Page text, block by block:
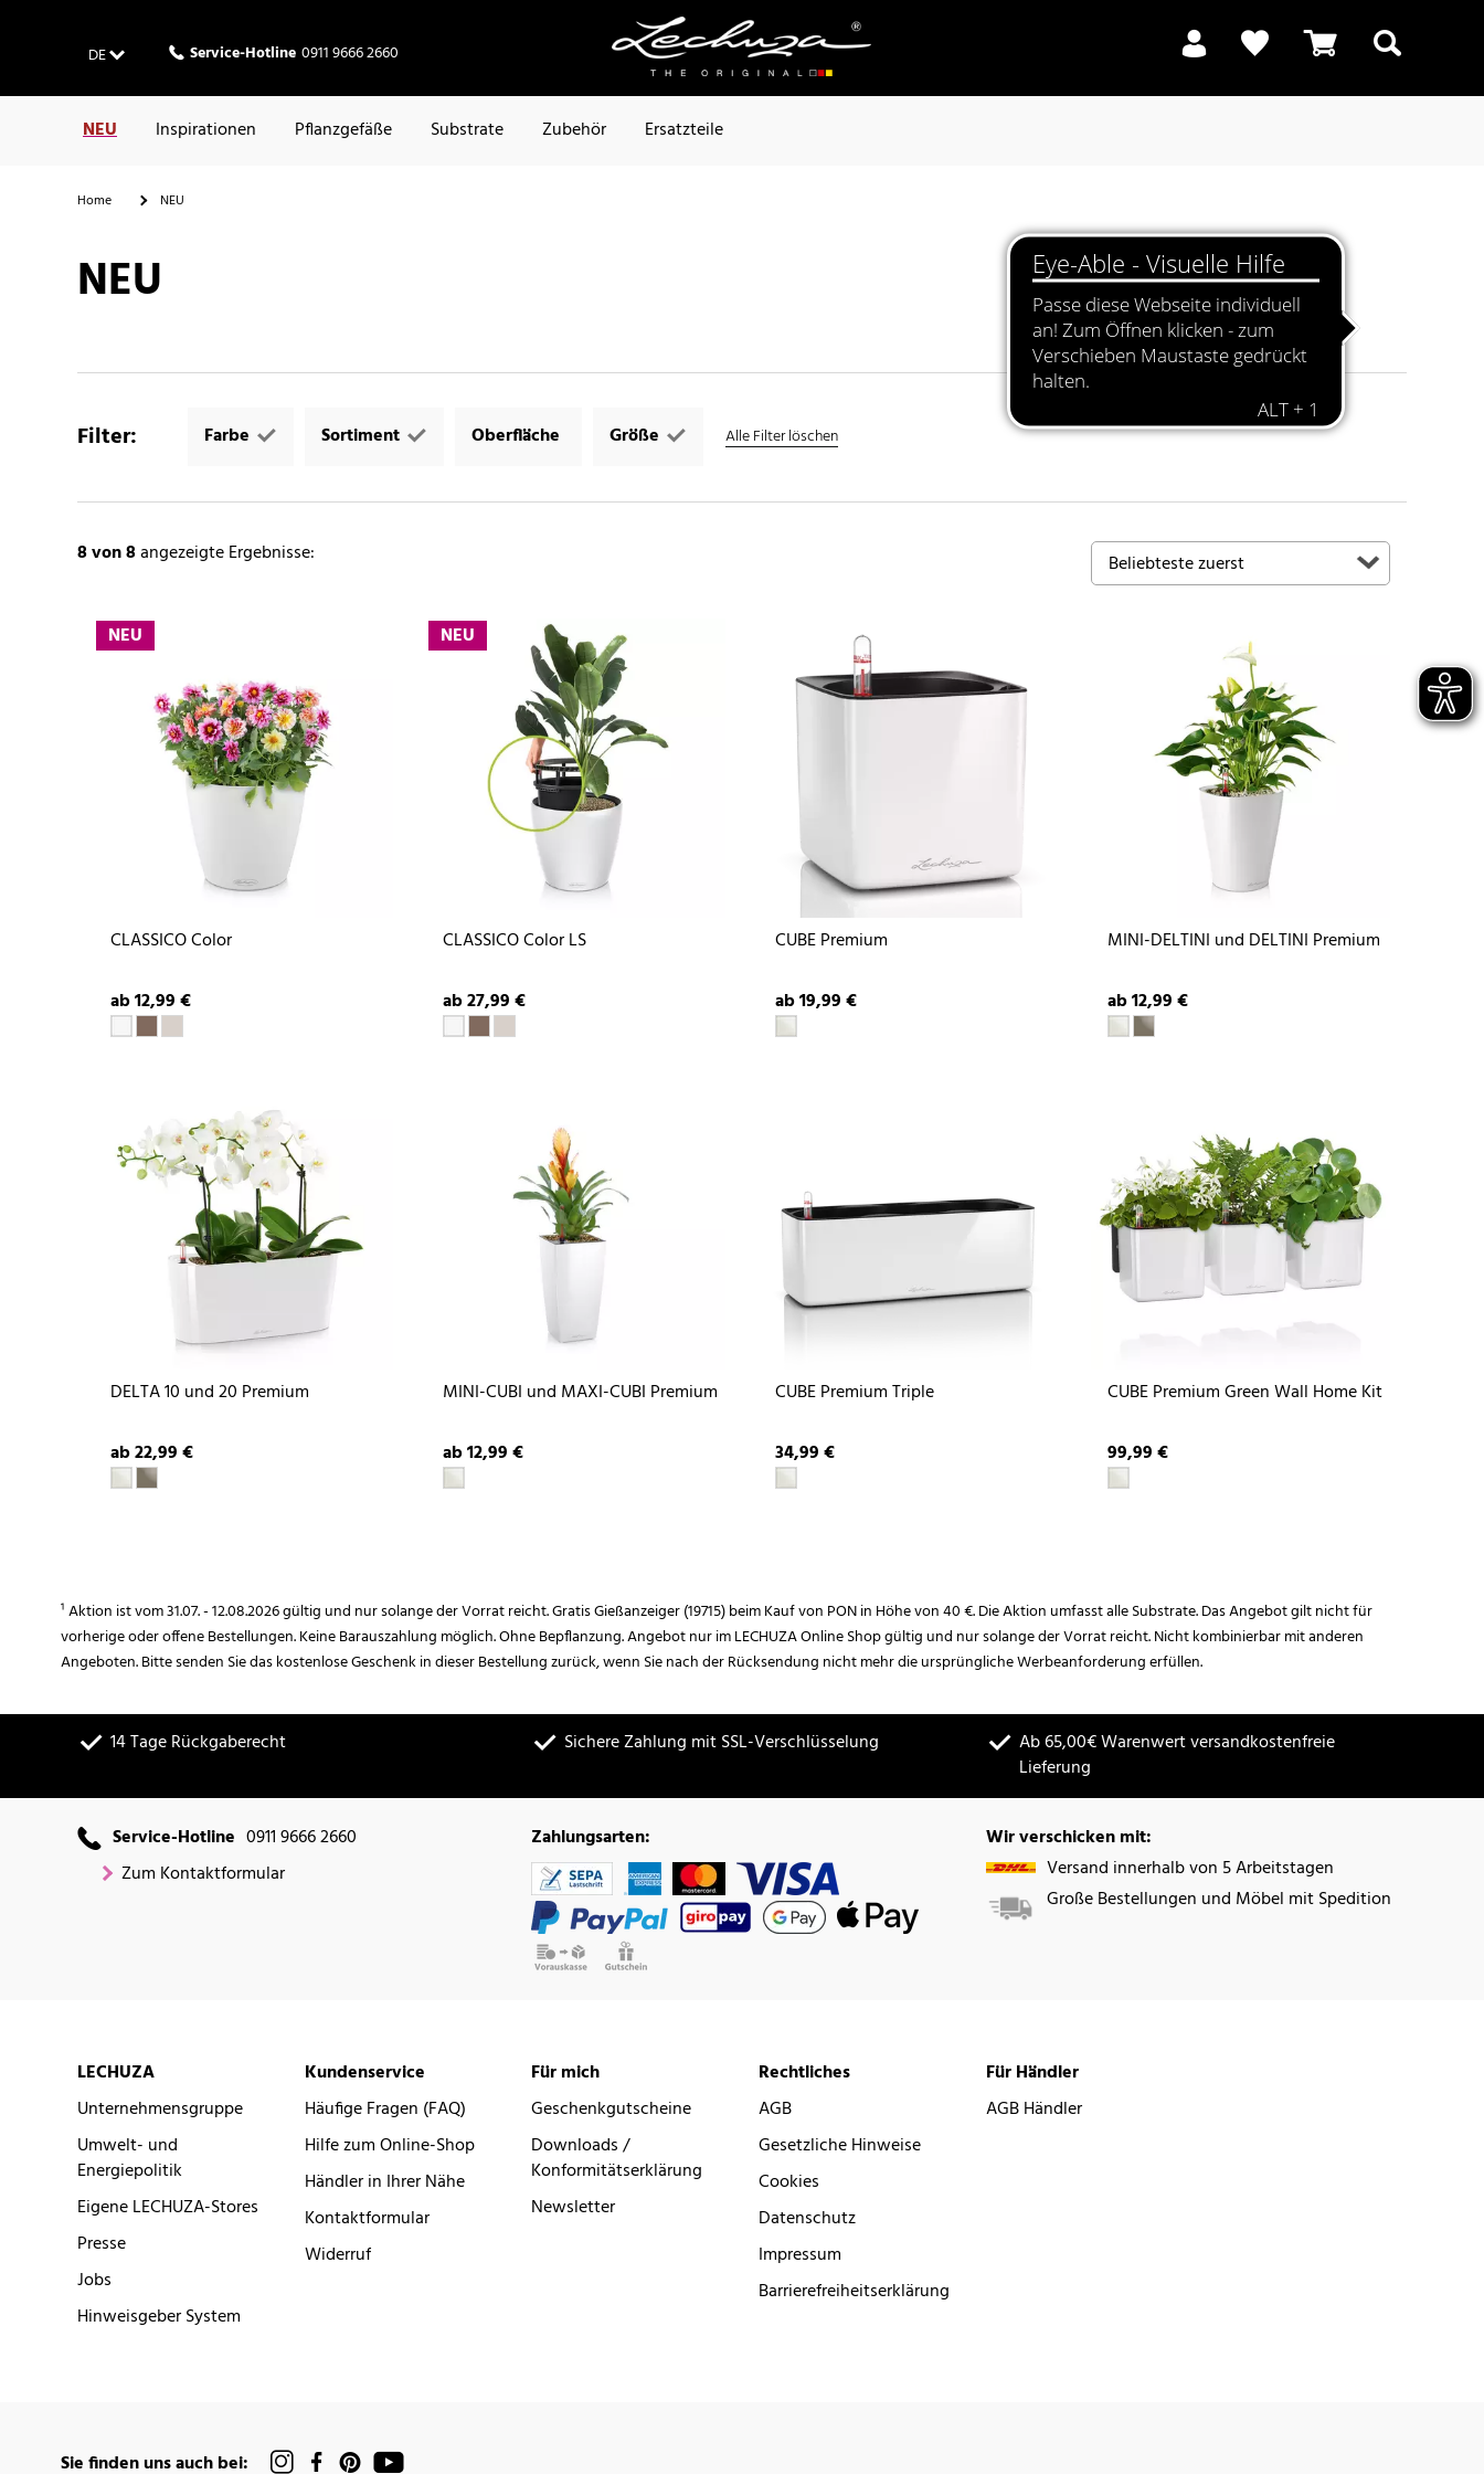
DE Service-Hotline 0911 9666 2660
NEU Inspirationen Pflanzgefäße Substrate Zubehör Ersatzteile
Suchen
Home NEU
NEU
Filter: Farbe Sortiment Oberfläche Größe Alle Filter löschen
8von 8angezeigte Ergebnisse:
NEU
CLASSICO Color
ab 12,99 €
NEU
CLASSICO Color LS
ab 27,99 €
CUBE Premium
ab 19,99 €
MINI-DELTINI und DELTINI Premium
ab 12,99 €
DELTA 10 und 20 Premium
ab 22,99 €
MINI-CUBI und MAXI-CUBI Premium
ab 12,99 €
CUBE Premium Triple
34,99 €
CUBE Premium Green Wall Home Kit
99,99 €
¹ Aktion ist vom 31.07. - 12.08.2026 gültig und nur solange der Vorrat reicht. Gratis Gießanzeiger (19715) beim Kauf von PON in Höhe von 40 €. Die Aktion umfasst alle Substrate. Das Angebot gilt nicht für
vorherige oder offene Bestellungen. Keine Barauszahlung möglich. Ohne Bepflanzung. Angebot nur im LECHUZA Online Shop gültig und nur solange der Vorrat reicht. Nicht kombinierbar mit anderen
Angeboten. Bitte senden Sie das kostenlose Geschenk in dieser Bestellung zurück, wenn Sie nach der Rücksendung nicht mehr die ursprüngliche Werbeanforderung erfüllen.
14 Tage Rückgaberecht Sichere Zahlung mit SSL-Verschlüsselung
Ab 65,00€ Warenwert versandkostenfreie
Lieferung
Service-Hotline 0911 9666 2660
Zum Kontaktformular
Zahlungsarten:
Wir verschicken mit:
Versand innerhalb von 5 Arbeitstagen
Große Bestellungen und Möbel mit Spedition
LECHUZA
Unternehmensgruppe
Umwelt- und
Energiepolitik
Eigene LECHUZA-Stores
Presse
Jobs
Hinweisgeber System
Kundenservice
Häufige Fragen (FAQ)
Hilfe zum Online-Shop
Händler in Ihrer Nähe
Kontaktformular
Widerruf
Für mich
Geschenkgutscheine
Downloads /
Konformitätserklärung
Newsletter
Rechtliches
AGB
Gesetzliche Hinweise
Cookies
Datenschutz
Impressum
Barrierefreiheitserklärung
Für Händler
AGB Händler
Sie finden uns auch bei: